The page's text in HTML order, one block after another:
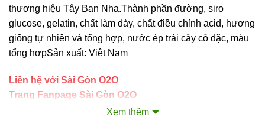
thương hiệu Tây Ban Nha.Thành phần đường, siro
glucose, gelatin, chất làm dày, chất điều chỉnh acid, hương
giống tự nhiên và tổng hợp, nước ép trái cây cô đặc, màu
tổng hợpSản xuất: Việt Nam
Liên hệ với Sài Gòn O2O
Trang Fanpage Sài Gòn O2O
Xem thêm